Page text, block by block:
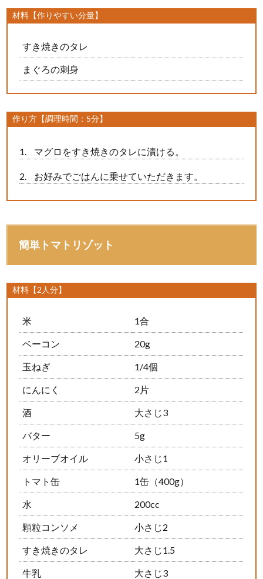
材料【作りやすい分量】
すき焼きのタレ
まぐろの刺身
作り方【調理時間：5分】
マグロをすき焼きのタレに漬ける。
お好みでごはんに乗せていただきます。
簡単トマトリゾット
材料【2人分】
米 1合
ベーコン 20g
玉ねぎ 1/4個
にんにく 2片
酒 大さじ3
バター 5g
オリーブオイル 小さじ1
トマト缶 1缶（400g）
水 200cc
顆粒コンソメ 小さじ2
すき焼きのタレ 大さじ1.5
牛乳 大さじ3